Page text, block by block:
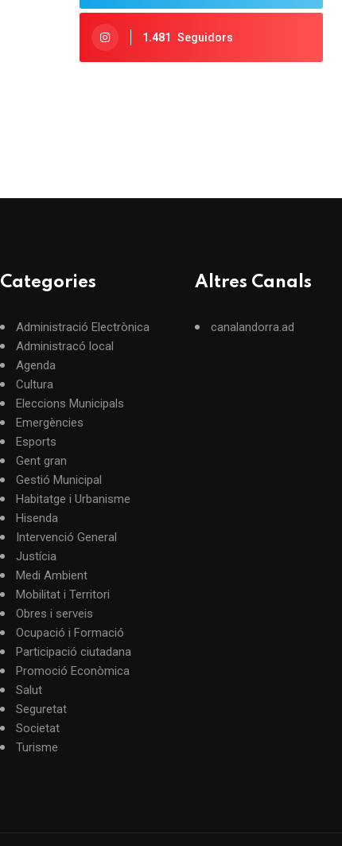
1.481 Seguidors
Categories
Administració Electrònica
Administracó local
Agenda
Cultura
Eleccions Municipals
Emergències
Esports
Gent gran
Gestió Municipal
Habitatge i Urbanisme
Hisenda
Intervenció General
Justícia
Medi Ambient
Mobilitat i Territori
Obres i serveis
Ocupació i Formació
Participació ciutadana
Promoció Econòmica
Salut
Seguretat
Societat
Turisme
Altres Canals
canalandorra.ad